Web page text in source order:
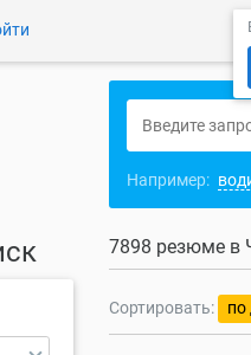
Например:
7898 резюме в
Сортировать: по